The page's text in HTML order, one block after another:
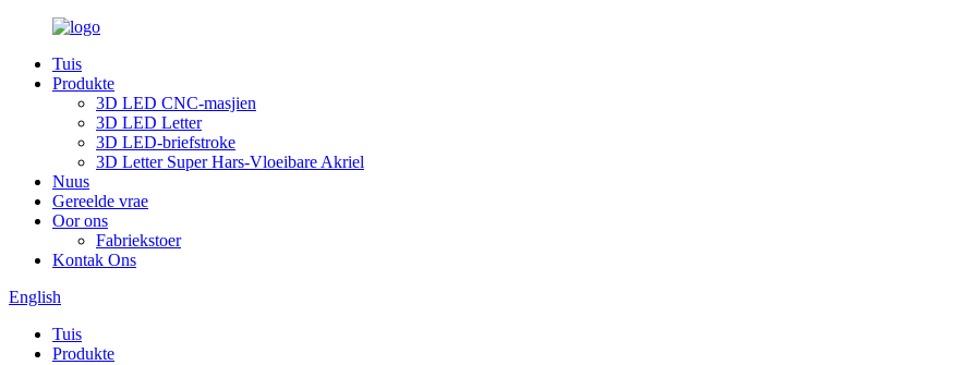
Tuis
Produkte
3D LED CNC-masjien
3D LED Letter
3D LED-briefstroke
3D Letter Super Hars-Vloeibare Akriel
Nuus
Gereelde vrae
Oor ons
Fabriekstoer
Kontak Ons
English
Tuis
Produkte